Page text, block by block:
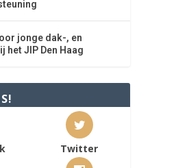
jonge dak-, en
het JIP Den Haag
Twitter